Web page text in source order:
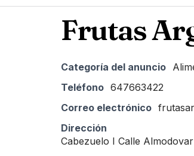
Frutas
Categoría del anuncio
Teléfono 647663422
Correo electrónico
Dirección
Cabezuelo I Calle